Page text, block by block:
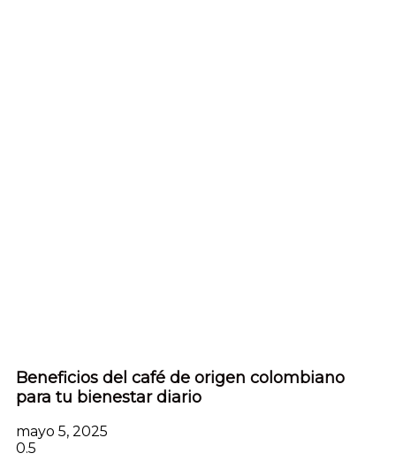
Beneficios del café de origen colombiano
para tu bienestar diario
mayo 5, 2025